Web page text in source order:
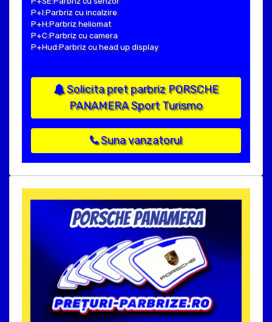
P+I:Parbriz cu incalzire
P+H:Parbriz heliomat
P+C:Parbriz cu camera
P+Hud:Parbriz cu head up display
Solicita pret parbriz PORSCHE
PANAMERA Sport Turismo
Suna vanzatorul